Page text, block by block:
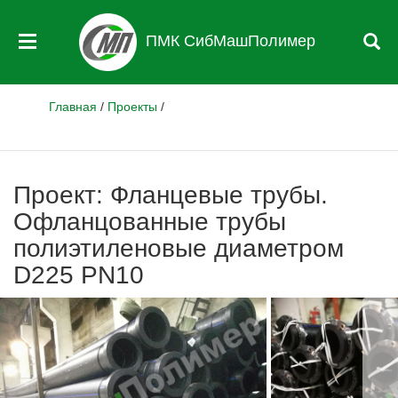
ПМК СибМашПолимер
Главная / Проекты /
Проект: Фланцевые трубы.
Офланцованные трубы
полиэтиленовые диаметром
D225 PN10